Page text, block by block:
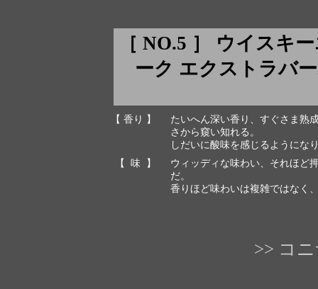
［ NO.5 ］ ウイスキ
ーク エクストラバ
【 香り 】
たいへん深い香り、すぐさま熟
さから窺い知れる。
しだいに酸味を感じるようにな
【 味 】
ウィッディな味わい、それほど
だ。
香りほど味わいは複雑ではなく
>> コ